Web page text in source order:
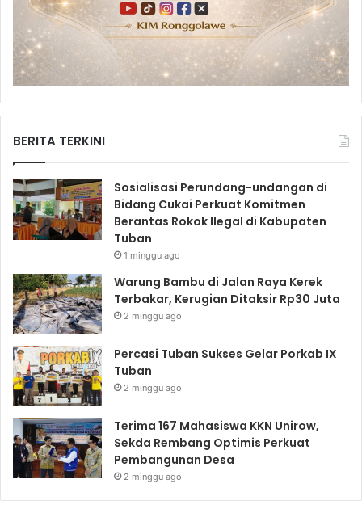
BERITA TERKINI
Sosialisasi Perundang-undangan di
Bidang Cukai Perkuat Komitmen
Berantas Rokok Ilegal di Kabupaten
Tuban
1 minggu ago
Warung Bambu di Jalan Raya Kerek
Terbakar, Kerugian Ditaksir Rp30 Juta
2 minggu ago
Percasi Tuban Sukses Gelar Porkab IX
Tuban
2 minggu ago
Terima 167 Mahasiswa KKN Unirow,
Sekda Rembang Optimis Perkuat
Pembangunan Desa
2 minggu ago